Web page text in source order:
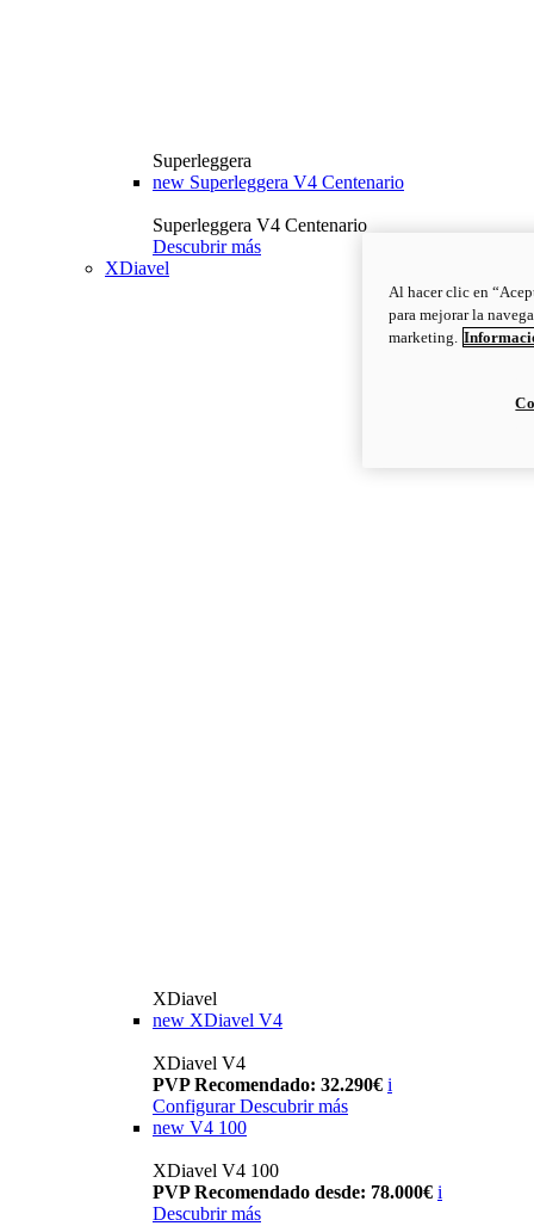
Superleggera
new Superleggera V4 Centenario
Superleggera V4 Centenario
Descubrir más
XDiavel
XDiavel
new XDiavel V4
XDiavel V4
PVP Recomendado: 32.290€ i
Configurar Descubrir más
new V4 100
XDiavel V4 100
PVP Recomendado desde: 78.000€ i
Descubrir más
Al hacer clic en
para mejorar la
marketing.